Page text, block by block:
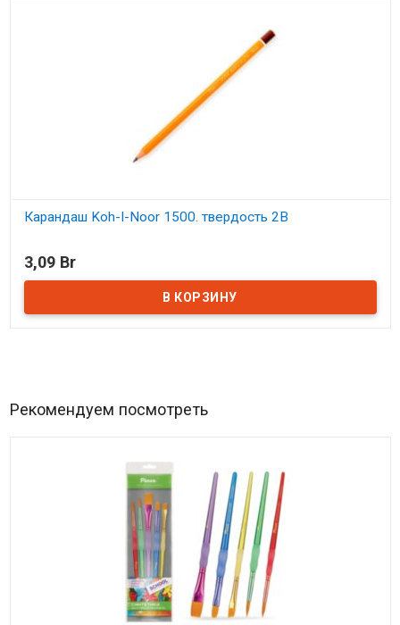
Карандаш Koh-I-Noor 1500. твердость 2B
3,09 Br
Рекомендуем посмотреть